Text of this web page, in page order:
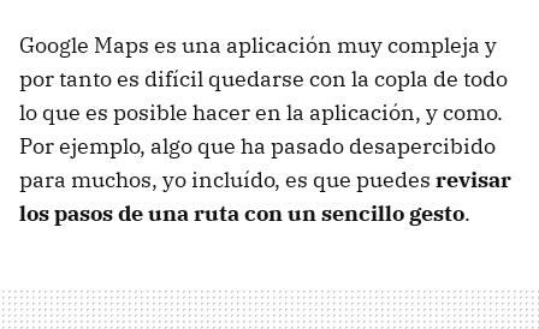
Google Maps es una aplicación muy compleja y
por tanto es difícil quedarse con la copla de todo
lo que es posible hacer en la aplicación, y como.
Por ejemplo, algo que ha pasado desapercibido
para muchos, yo incluído, es que puedes revisar
los pasos de una ruta con un sencillo gesto.